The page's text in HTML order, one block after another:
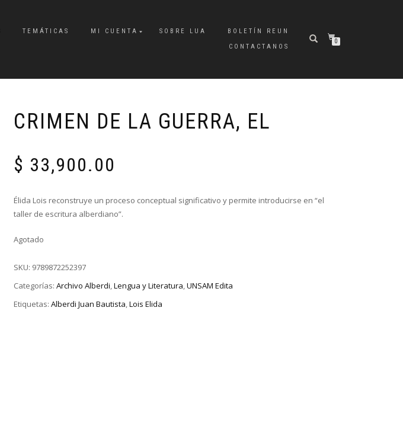
TEMÁTICAS MI CUENTA SOBRE LUA
BOLETÍN REUN
CONTACTANOS
0
CRIMEN DE LA GUERRA, EL
$ 33,900.00
Élida Lois reconstruye un proceso conceptual significativo y permite introducirse en “el
taller de escritura alberdiano”.
Agotado
SKU: 9789872252397
Categorías: Archivo Alberdi,Lengua y Literatura,UNSAM Edita
Etiquetas: Alberdi Juan Bautista,Lois Elida